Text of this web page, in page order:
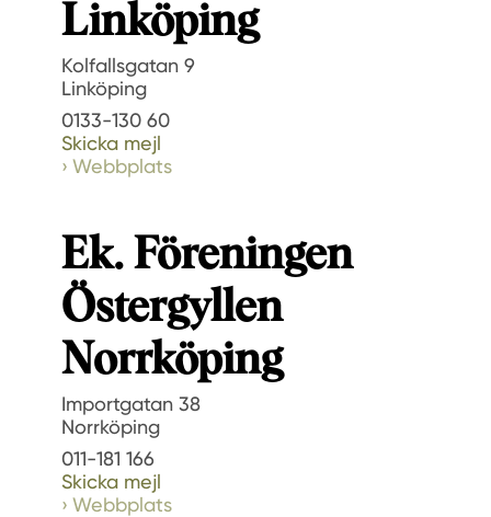
Linköping
Kolfallsgatan 9
Linköping
0133-130 60
Skicka mejl
Webbplats
Ek. Föreningen
Östergyllen
Norrköping
Importgatan 38
Norrköping
011-181 166
Skicka mejl
Webbplats